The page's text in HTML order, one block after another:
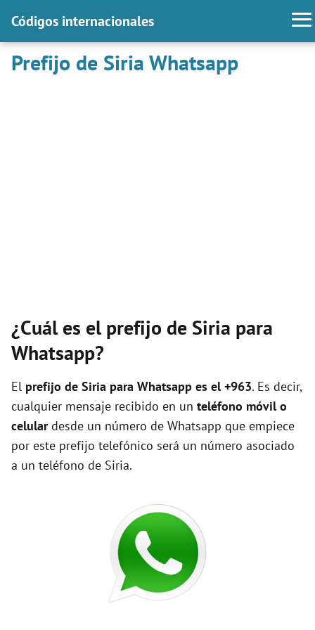
Códigos internacionales
Prefijo de Siria Whatsapp
¿Cuál es el prefijo de Siria para
Whatsapp?
El prefijo de Siria para Whatsapp es el +963. Es decir,
cualquier mensaje recibido en un teléfono móvil o
celulardesde un número de Whatsapp que empiece
por este prefijo telefónico será un número asociado
a un teléfono de Siria.